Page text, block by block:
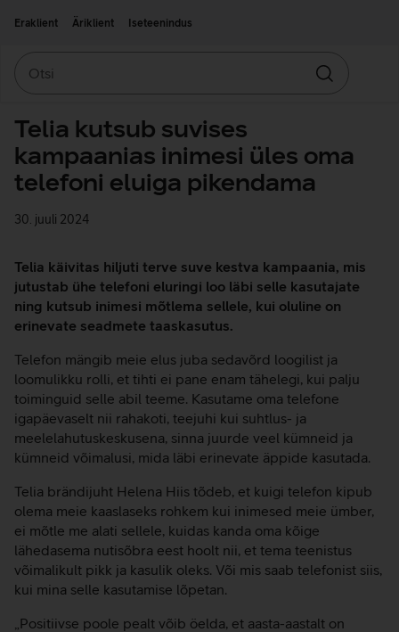
Eraklient
Äriklient Iseteenindus
Otsin
Telia kutsub suvises
kampaanias inimesi üles oma
telefoni eluiga pikendama
30. juuli 2024
Telia käivitas hiljuti terve suve kestva kampaania, mis
jutustab ühe telefoni eluringi loo läbi selle kasutajate
ning kutsub inimesi mõtlema sellele, kui oluline on
erinevate seadmete taaskasutus.
Telefon mängib meie elus juba sedavõrd loogilist ja
loomulikku rolli, et tihti ei pane enam tähelegi, kui palju
toiminguid selle abil teeme. Kasutame oma telefone
igapäevaselt nii rahakoti, teejuhi kui suhtlus- ja
meelelahutuskeskusena, sinna juurde veel kümneid ja
kümneid võimalusi, mida läbi erinevate äppide kasutada.
Telia brändijuht Helena Hiis tõdeb, et kuigi telefon kipub
olema meie kaaslaseks rohkem kui inimesed meie ümber,
ei mõtle me alati sellele, kuidas kanda oma kõige
lähedasema nutisõbra eest hoolt nii, et tema teenistus
võimalikult pikk ja kasulik oleks. Või mis saab telefonist siis,
kui mina selle kasutamise lõpetan.
„Positiivse poole pealt võib öelda, et aasta-aastalt on